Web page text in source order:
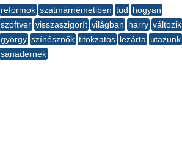
reformok szatmárnémetiben tud hogyan
szoftver visszaszigorít világban harry változik
györgy színésznők titokzatos lezárta utazunk
sanadernek